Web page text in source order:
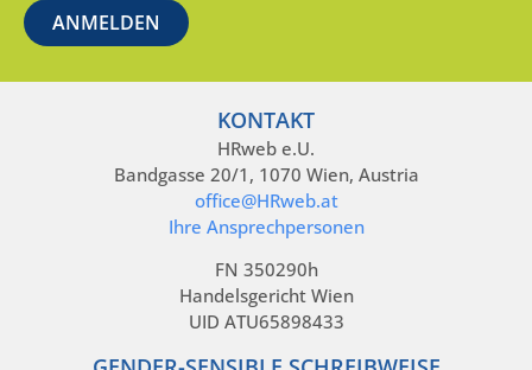
KONTAKT
HRweb e.U.
Bandgasse 20/1, 1070 Wien, Austria
office@HRweb.at
Ihre Ansprechpersonen
FN 350290h
Handelsgericht Wien
UID ATU65898433